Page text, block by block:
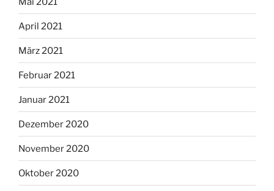
April 2021
März 2021
Februar 2021
Januar 2021
Dezember 2020
November 2020
Oktober 2020